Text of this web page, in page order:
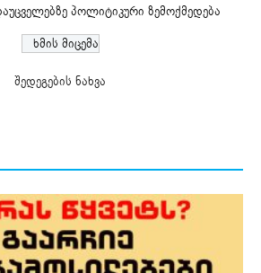
პოლიტიკური ზემოქმედება
შედეგების ნახვა